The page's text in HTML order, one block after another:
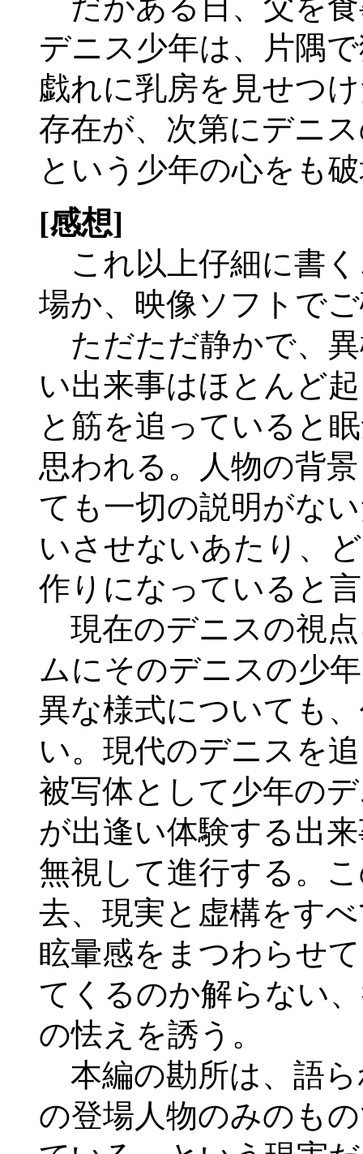
デニス少年は、片隅
戯れに乳房を見せつ
存在が、次第にデニ
という少年の心をも
[感想]
これ以上仔細に書
場か、映像ソフトで
ただただ静かで、
い出来事はほとんど
と筋を追っていると
思われる。人物の背
ても一切の説明がな
いさせないあたり、
作りになっていると
現在のデニスの視
ムにそのデニスの少
異な様式についても
い。現代のデニスを
被写体として少年の
が出逢い体験する出
無視して進行する。
去、現実と虚構をす
眩暈感をまつわらせ
てくるのか解らない
の怯えを誘う。
本編の勘所は、語
の登場人物のみのも